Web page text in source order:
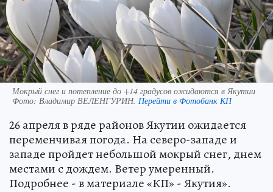
Мокрый снег и потепление до +14 градусов ожидаются в Якутии
Фото: Владимир ВЕЛЕНГУРИН. Перейти в Фотобанк КП
26 апреля в ряде районов Якутии ожидается
переменчивая погода. На северо-западе и
западе пройдет небольшой мокрый снег, днем
местами с дождем. Ветер умеренный.
Подробнее - в материале «КП» - Якутия».